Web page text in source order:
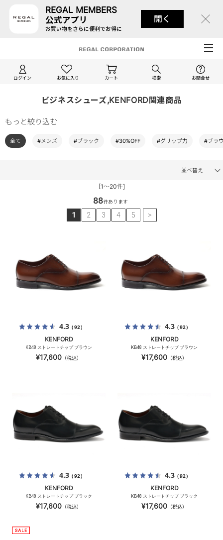
REGAL MEMBERS
公式アプリ
お買い物をさらに便利でお得に
開く
ログイン お気に入り カート 検索 お問合せ
ビジネスシューズ,KENFORD関連商品
もっと絞り込む
全て #メンズ #ブラック #30%OFF #グリップ力 #ブラ
並べ替え
[1～20件]
88件あります
1 2 3 4 5 >
4.3（92）
KENFORD
KB48 ストレートチップ ブラウン
¥17,600 （税込）
4.3（92）
KENFORD
KB48 ストレートチップ ブラウン
¥17,600 （税込）
4.3（92）
KENFORD
KB48 ストレートチップ ブラック
¥17,600 （税込）
4.3（92）
KENFORD
KB48 ストレートチップ ブラック
¥17,600 （税込）